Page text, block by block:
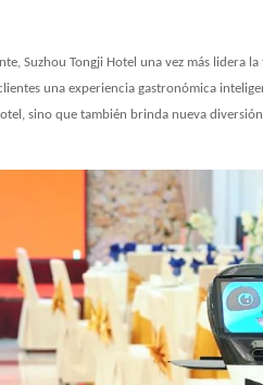
Suzhou Tongji Hotel una vez más lidera
una experiencia gastronómica
sino que también brinda nueva